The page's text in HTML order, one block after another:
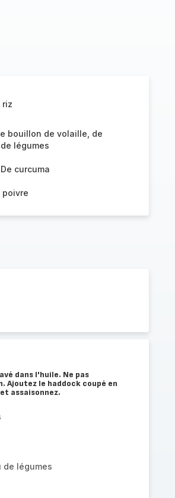
riz
bouillon de volaille, de
légumes
De curcuma
poivre
dans l'huile. Ne pas
Ajoutez le haddock coupé en
assaisonnez.
légumes